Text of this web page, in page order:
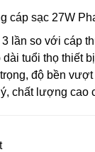
cáp sạc 27W
3 lần so với cáp
dài tuổi thọ thiết bị
độ bền vượt
chất lượng cao